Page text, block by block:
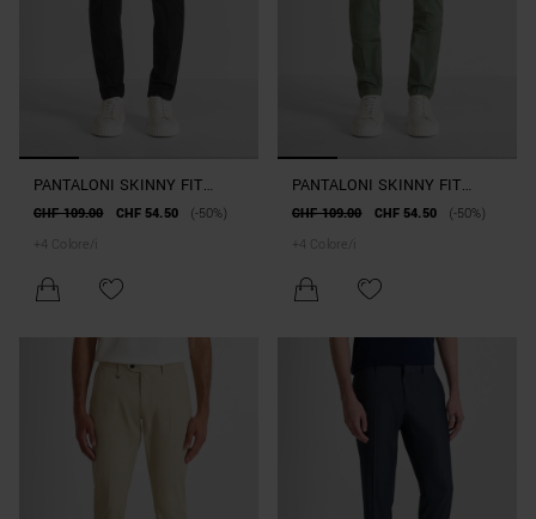
PANTALONI SKINNY FIT
"BRYAN" IN MISTO COTONE
CHF 109.00 CHF 54.50
(-50%)
+ 4 Colore/i
PANTALONI SKINNY FIT
"BRYAN" IN MISTO COTONE
CHF 109.00 CHF 54.50
(-50%)
+ 4 Colore/i